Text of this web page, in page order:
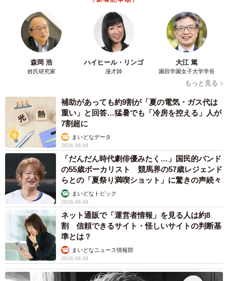
す。お尻まわりなど痛みがある場所は嫌がったため、声を
かけながら時間をかけて解きました。本来の姿がようやく
現れた瞬間、新田さんは「重くて痛かったね、頑張った
ね。本当はこんなにかわいい顔だったんだね」と言葉をか
けたといいます。
森岡 浩
姓氏研究家
ハイヒール・リンゴ
漫才師
大江 篤
園田学園女子大学学長
もっと見る
補助があっても約9割が「夏の電気・ガス代は
重い」と回答…猛暑でも「冷房を控える」人が
7割超に
まいどなデータ
2026.08.08
「だんだん時代劇俳優みたく…」国民的バンド
の55歳ボーカリスト 競馬界の57歳レジェンド
らとの「夏祭り満喫ショット」に驚きの声続々
まいどなトピック
2026.08.08
ネット通販で「運営者情報」を見る人は約8
割 信頼できるサイト・怪しいサイトの判断基
準とは？
まいどなニュース情報部
2026.08.08